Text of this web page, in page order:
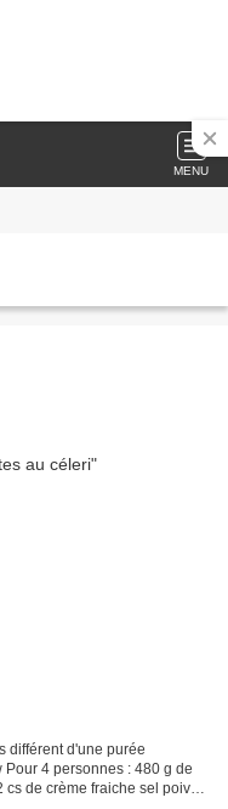
MENU
différent d'une purée
4 personnes : 480 g de
de crème fraiche sel poivre